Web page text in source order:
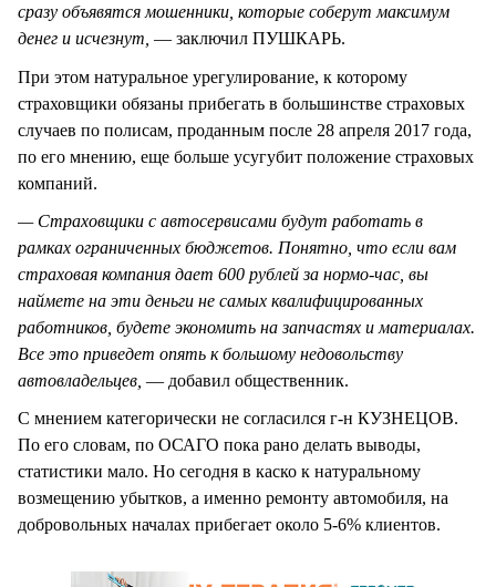
сразу объявятся мошенники, которые соберут максимум
денег и исчезнут, — заключил ПУШКАРЬ.
При этом натуральное урегулирование, к которому
страховщики обязаны прибегать в большинстве страховых
случаев по полисам, проданным после 28 апреля 2017 года,
по его мнению, еще больше усугубит положение страховых
компаний.
— Страховщики с автосервисами будут работать в
рамках ограниченных бюджетов. Понятно, что если вам
страховая компания дает 600 рублей за нормо-час, вы
наймете на эти деньги не самых квалифицированных
работников, будете экономить на запчастях и материалах.
Все это приведет опять к большому недовольству
автовладельцев, — добавил общественник.
С мнением категорически не согласился г-н КУЗНЕЦОВ.
По его словам, по ОСАГО пока рано делать выводы,
статистики мало. Но сегодня в каско к натуральному
возмещению убытков, а именно ремонту автомобиля, на
добровольных началах прибегает около 5-6% клиентов.